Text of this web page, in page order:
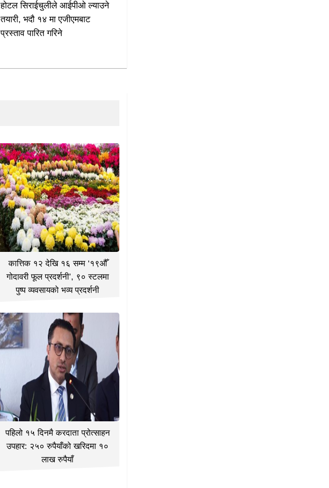
होटल सिराईचुलीले आईपीओ ल्याउने
तयारी, भदौ १४ मा एजीएमबाट
प्रस्ताव पारित गरिने
कात्तिक १२ देखि १६ सम्म ‘१९औँ
गोदावरी फूल प्रदर्शनी’, ९० स्टलमा
पुष्प व्यवसायको भव्य प्रदर्शनी
पहिलो १५ दिनमै करदाता प्रोत्साहन
उपहार: २५० रुपैयाँको खरिदमा १०
लाख रुपैयाँ